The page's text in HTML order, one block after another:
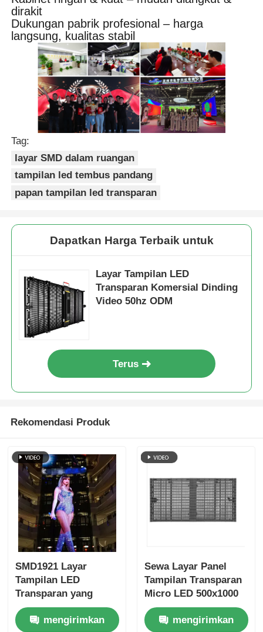
dirakit
Dukungan pabrik profesional – harga
langsung, kualitas stabil
Tag:
layar SMD dalam ruangan
tampilan led tembus pandang
papan tampilan led transparan
Dapatkan Harga Terbaik untuk
Layar Tampilan LED
Transparan Komersial Dinding
Video 50hz ODM
Terus
Rekomendasi Produk
SMD1921 Layar
Tampilan LED
Transparan yang
Dapat Ditumpuk
untuk Ritelmengirimkan
Sewa Layar Panel
Tampilan Transparan
Micro LED 500x1000
Kustom Kunci Cepat
mengirimkan